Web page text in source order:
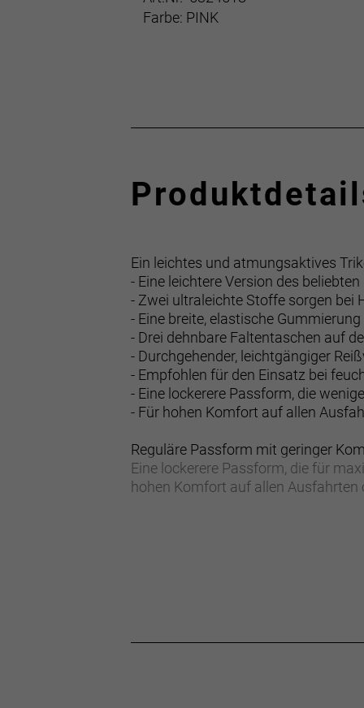
Farbe: PINK
Ein leichtes und atmungsaktives
- Eine leichtere Version des
- Zwei ultraleichte Stoffe sorgen bei
- Eine breite, elastische
- Drei dehnbare Faltentaschen auf
- Durchgehender, leichtgängiger
- Empfohlen für den Einsatz bei
- Eine lockerere Passform, die
- Für hohen Komfort auf allen
Reguläre Passform mit geringer
Eine lockerere Passform, die für
hohen Komfort auf allen Ausfahrten
Leichtes 85 g/m²-Material an der
105 g/m²-Rückenpartie einen